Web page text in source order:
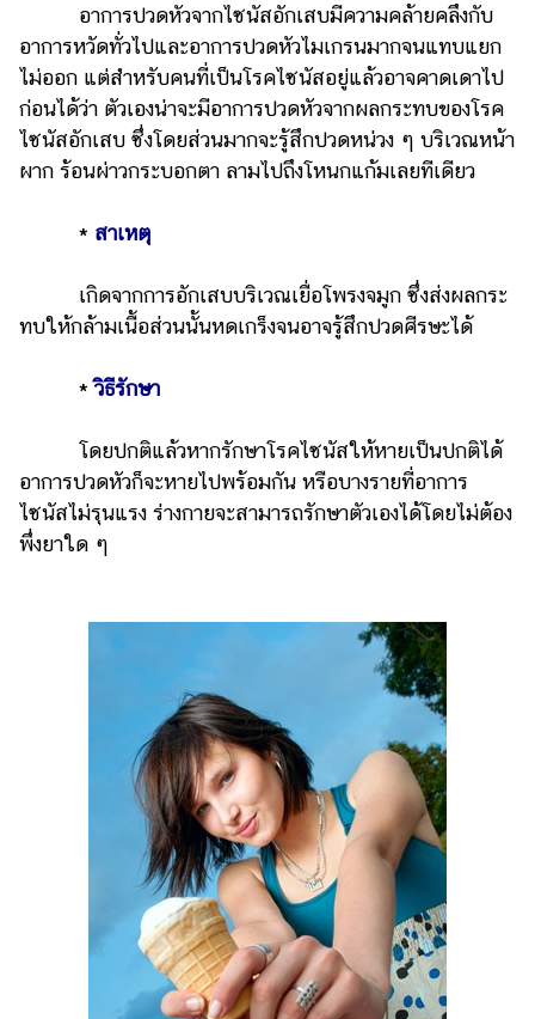
อาการปวดหัวจากไซนัสอักเสบมีความคล้ายคลึงกับ
อาการหวัดทั่วไปและอาการปวดหัวไมเกรนมากจนแทบแยก
ไม่ออก แต่สำหรับคนที่เป็นโรคไซนัสอยู่แล้วอาจคาดเดาไป
ก่อนได้ว่า ตัวเองน่าจะมีอาการปวดหัวจากผลกระทบของโรค
ไซนัสอักเสบ ซึ่งโดยส่วนมากจะรู้สึกปวดหน่วง ๆ บริเวณหน้า
ผาก ร้อนผ่าวกระบอกตา ลามไปถึงโหนกแก้มเลยทีเดียว
* สาเหตุ
เกิดจากการอักเสบบริเวณเยื่อโพรงจมูก ซึ่งส่งผลกระ
ทบให้กล้ามเนื้อส่วนนั้นหดเกร็งจนอาจรู้สึกปวดศีรษะได้
*วิธีรักษา
โดยปกติแล้วหากรักษาโรคไซนัสให้หายเป็นปกติได้
อาการปวดหัวก็จะหายไปพร้อมกัน หรือบางรายที่อาการ
ไซนัสไม่รุนแรง ร่างกายจะสามารถรักษาตัวเองได้โดยไม่ต้อง
พึ่งยาใด ๆ